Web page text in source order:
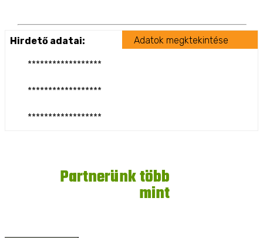
Hirdető adatai:
******************
******************
******************
Adatok megktekintése
Partnerünk több
mint